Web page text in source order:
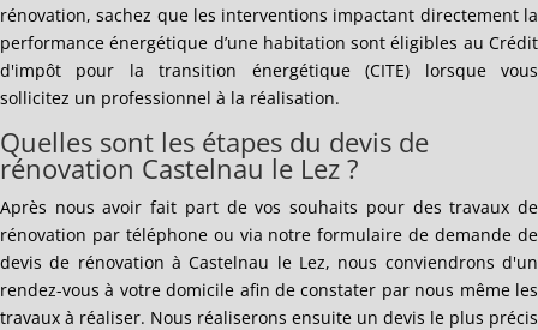
rénovation, sachez que les interventions impactant directement la
performance énergétique d’une habitation sont éligibles au Crédit
d'impôt pour la transition énergétique (CITE) lorsque vous
sollicitez un professionnel à la réalisation.
Quelles sont les étapes du devis de
rénovation Castelnau le Lez ?
Après nous avoir fait part de vos souhaits pour des travaux de
rénovation par téléphone ou via notre formulaire de demande de
devis de rénovation à Castelnau le Lez, nous conviendrons d'un
rendez-vous à votre domicile afin de constater par nous même les
travaux à réaliser. Nous réaliserons ensuite un devis le plus précis